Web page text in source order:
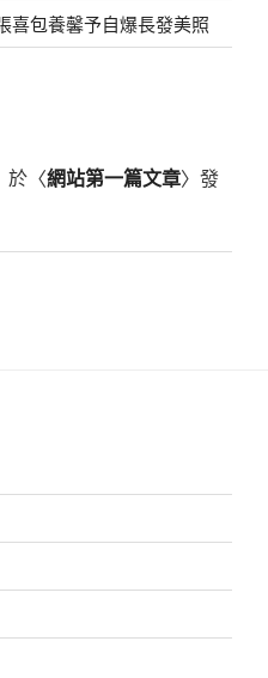
喜包養馨予自爆長發美照
於〈網站第一篇文章〉發